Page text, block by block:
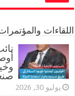
اللقاءات
يوليو 30, 2026